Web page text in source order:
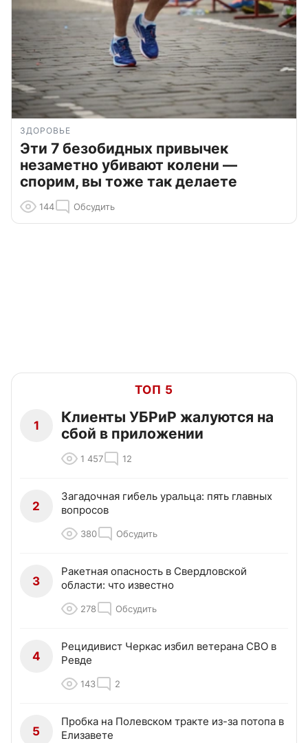
ЗДОРОВЬЕ
Эти 7 безобидных привычек
незаметно убивают колени —
спорим, вы тоже так делаете
144 Обсудить
ТОП 5
1
Клиенты УБРиР жалуются на
сбой в приложении
1 457 12
2
Загадочная гибель уральца: пять главных
вопросов
380 Обсудить
3
Ракетная опасность в Свердловской
области: что известно
278 Обсудить
4
Рецидивист Черкас избил ветерана СВО в
Ревде
143 2
5
Пробка на Полевском тракте из-за потопа в
Елизавете